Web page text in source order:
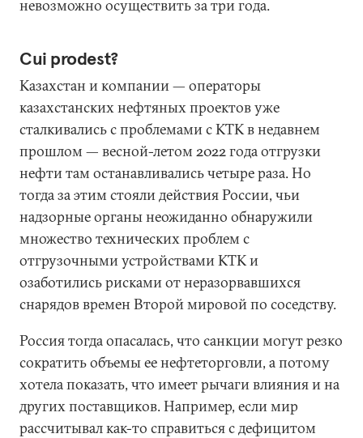
невозможно осуществить за три года.
Сui prodest?
Казахстан и компании — операторы
казахстанских нефтяных проектов уже
сталкивались с проблемами с КТК в недавнем
прошлом — весной-летом 2022 года отгрузки
нефти там останавливались четыре раза. Но
тогда за этим стояли действия России, чьи
надзорные органы неожиданно обнаружили
множество технических проблем с
отгрузочными устройствами КТК и
озаботились рисками от неразорвавшихся
снарядов времен Второй мировой по соседству.
Россия тогда опасалась, что санкции могут резко
сократить объемы ее нефтеторговли, а потому
хотела показать, что имеет рычаги влияния и на
других поставщиков. Например, если мир
рассчитывал как-то справиться с дефицитом